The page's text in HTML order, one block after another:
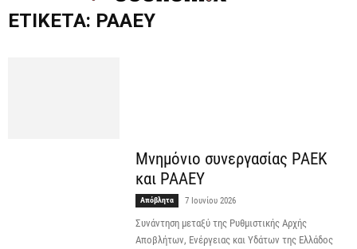
ΕΤΙΚΈΤΑ: ΡΑΑΕΥ
Μνημόνιο συνεργασίας ΡΑΕK
και ΡΑΑΕΥ
Απόβλητα 7 Ιουνίου 2026
Συνάντηση μεταξύ της Ρυθμιστικής Αρχής
Αποβλήτων, Ενέργειας και Υδάτων της Ελλάδος